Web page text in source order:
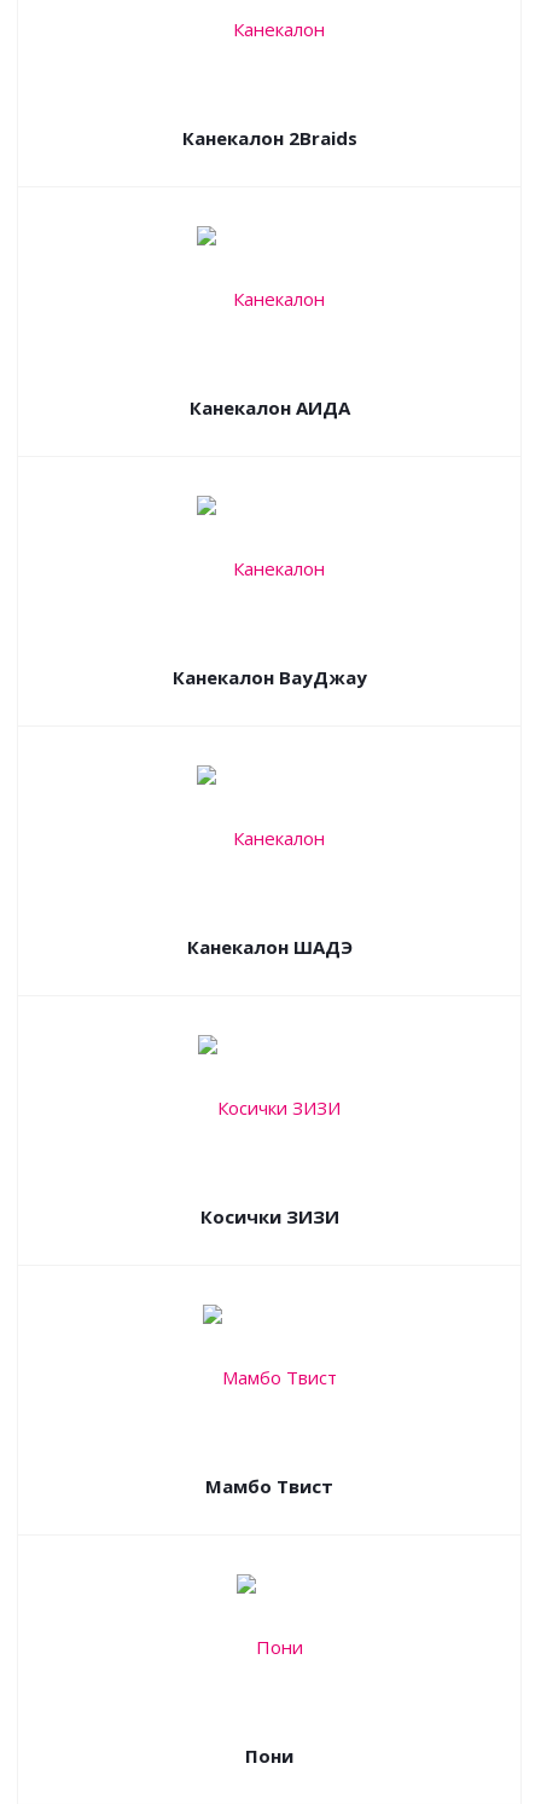
Канекалон 2Braids
Канекалон АИДА
Канекалон ВауДжау
Канекалон ШАДЭ
Косички ЗИЗИ
Мамбо Твист
Пони